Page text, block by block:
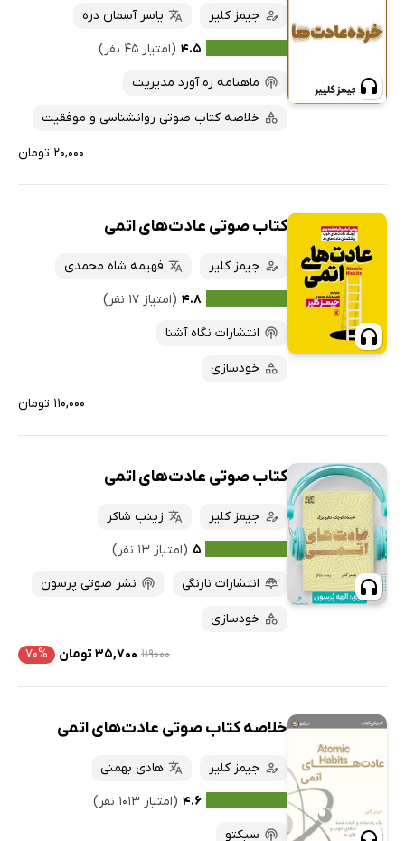
جیمز کلیر
یاسر آسمان دره
۴.۵ (امتیاز ۴۵ نفر)
ماهنامه ره آورد مدیریت
خلاصه کتاب صوتی روانشناسی و موفقیت
۲۰,۰۰۰ تومان
کتاب صوتی عادت‌های اتمی
جیمز کلیر
فهیمه شاه محمدی
۴.۸ (امتیاز ۱۷ نفر)
انتشارات نگاه آشنا
خودسازی
۱۱۰,۰۰۰ تومان
کتاب صوتی عادت‌های اتمی
جیمز کلیر
زینب شاکر
۵ (امتیاز ۱۳ نفر)
انتشارات نارنگی
نشر صوتی پرسون
خودسازی
۱۱۹۰۰۰ ۳۵,۷۰۰ تومان ۷۰%
خلاصه کتاب صوتی عادت‌های اتمی
جیمز کلیر
هادی بهمنی
۴.۶ (امتیاز ۱۰۱۳ نفر)
سبکتو